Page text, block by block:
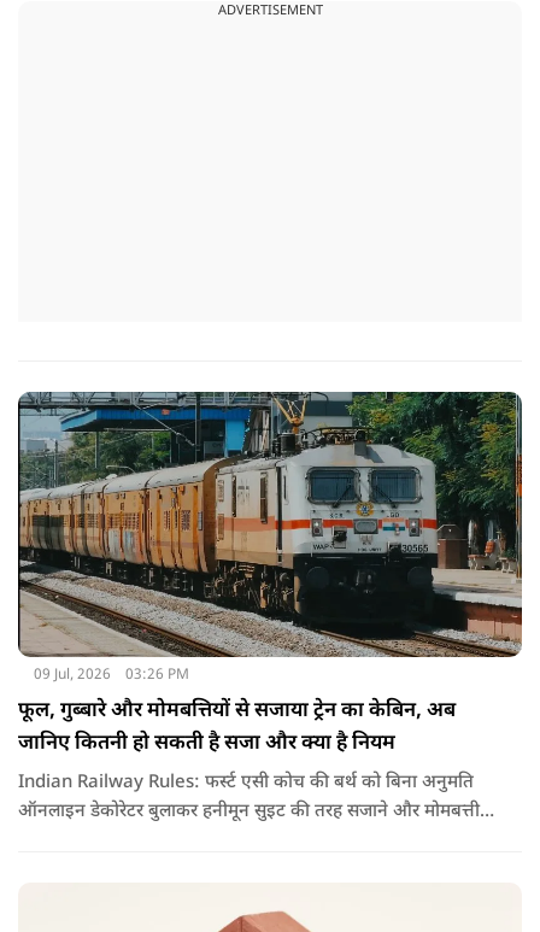
बुकिंग को पहले से ज्यादा आसान तेज और बिना परेशानी वाला बनाना हैं.
ADVERTISEMENT
09 Jul, 2026 03:26 PM
फूल, गुब्बारे और मोमबत्तियों से सजाया ट्रेन का केबिन, अब
जानिए कितनी हो सकती है सजा और क्या है नियम
Indian Railway Rules: फर्स्ट एसी कोच की बर्थ को बिना अनुमति
ऑनलाइन डेकोरेटर बुलाकर हनीमून सुइट की तरह सजाने और मोमबत्ती